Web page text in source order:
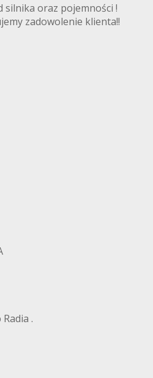
silnika oraz pojemności !
zadowolenie klienta!!
.